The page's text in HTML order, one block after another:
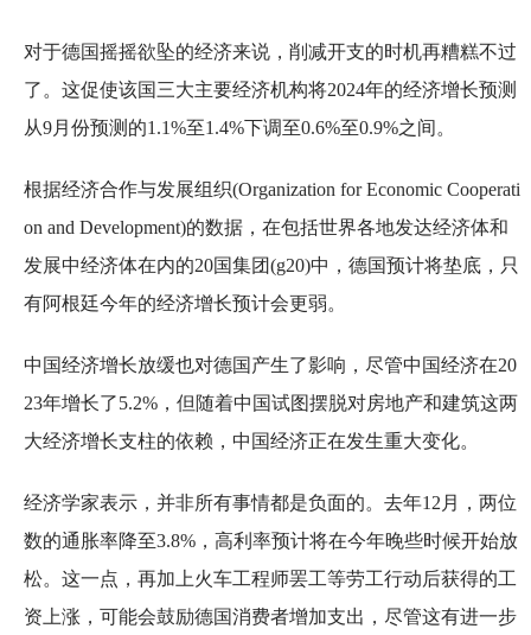
对于德国摇摇欲坠的经济来说，削减开支的时机再糟糕不过
了。这促使该国三大主要经济机构将2024年的经济增长预测
从9月份预测的1.1%至1.4%下调至0.6%至0.9%之间。
根据经济合作与发展组织(Organization for Economic Cooperati
on and Development)的数据，在包括世界各地发达经济体和
发展中经济体在内的20国集团(g20)中，德国预计将垫底，只
有阿根廷今年的经济增长预计会更弱。
中国经济增长放缓也对德国产生了影响，尽管中国经济在20
23年增长了5.2%，但随着中国试图摆脱对房地产和建筑这两
大经济增长支柱的依赖，中国经济正在发生重大变化。
经济学家表示，并非所有事情都是负面的。去年12月，两位
数的通胀率降至3.8%，高利率预计将在今年晚些时候开始放
松。这一点，再加上火车工程师罢工等劳工行动后获得的工
资上涨，可能会鼓励德国消费者增加支出，尽管这有进一步